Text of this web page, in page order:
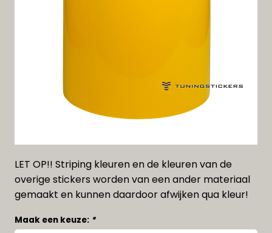
LET OP!! Striping kleuren en de kleuren van de
overige stickers worden van een ander materiaal
gemaakt en kunnen daardoor afwijken qua kleur!
Maak een keuze: *